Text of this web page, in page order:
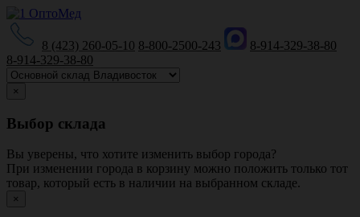
8 (423) 260-05-10 8-800-2500-243
8-914-329-38-80
8-914-329-38-80
×
Выбор склада
Вы уверены, что хотите изменить выбор города?
При изменении города в корзину можно положить только тот
товар, который есть в наличии на выбранном складе.
×